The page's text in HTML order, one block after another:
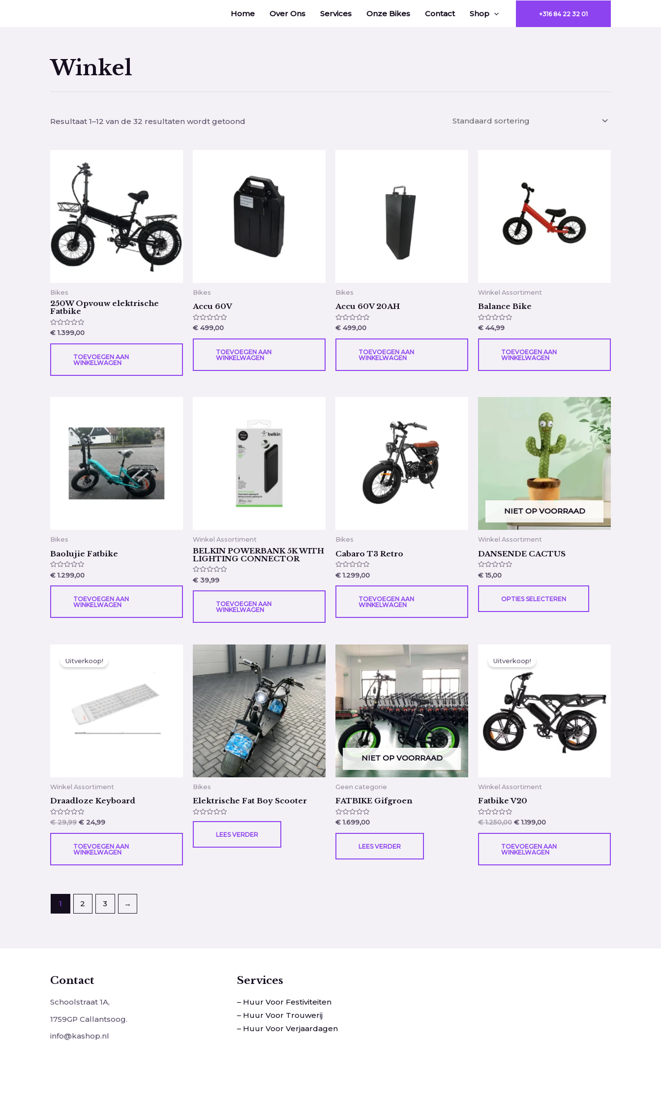
Home Over Ons Services Onze Bikes Contact Shop +316 84 22 32 01
Winkel
Resultaat 1–12 van de 32 resultaten wordt getoond
Bikes
250W Opvouw elektrische
Fatbike
Gewaardeerd
uit
€1.399,00
TOEVOEGEN AAN
WINKELWAGEN
Bikes
Accu 60V
Gewaardeerd
uit
€ 499,00
TOEVOEGEN AAN
WINKELWAGEN
Bikes
Accu 60V 20AH
Gewaardeerd
uit
€ 499,00
TOEVOEGEN AAN
WINKELWAGEN
Winkel Assortiment
Balance Bike
Gewaardeerd
uit
€ 44,99
TOEVOEGEN AAN
WINKELWAGEN
Bikes
Baolujie Fatbike
Gewaardeerd
0
uit
€1.299,00
TOEVOEGEN AAN
WINKELWAGEN
Winkel Assortiment
BELKIN POWERBANK 5K WITH
LIGHTING CONNECTOR
Gewaardeerd
0
uit
€ 39,99
TOEVOEGEN AAN
WINKELWAGEN
Bikes
Cabaro T3 Retro
Gewaardeerd
0
uit
€1.299,00
TOEVOEGEN AAN
WINKELWAGEN
NIET OP VOORRAAD
Winkel Assortiment
DANSENDE CACTUS
Gewaardeerd
0
uit
€15,00
OPTIES SELECTEREN
Dit
product
heeft
meerdere
variaties.
kan
worden
Uitverkoop!
Winkel Assortiment
Draadloze Keyboard
Gewaardeerd
0
uit
€29,99
was:
€ 24,99
is:
TOEVOEGEN AAN
WINKELWAGEN
Bikes
Elektrische Fat Boy Scooter
Gewaardeerd
LEES VERDER
NIET OP VOORRAAD
Geen categorie
FATBIKE Gifgroen
Gewaardeerd
0
uit
€1.699,00
LEES VERDER
Uitverkoop!
Winkel Assortiment
Fatbike V20
Gewaardeerd
0
uit
€1.250,00
was:
€ 1.250,00.
€1.199,00
TOEVOEGEN AAN
WINKELWAGEN
1 2 3 →
Contact
Schoolstraat 1A,
1759GP Callantsoog.
info@kashop.nl
Services
– Huur Voor Festiviteiten
– Huur Voor Trouwerij
– Huur Voor Verjaardagen